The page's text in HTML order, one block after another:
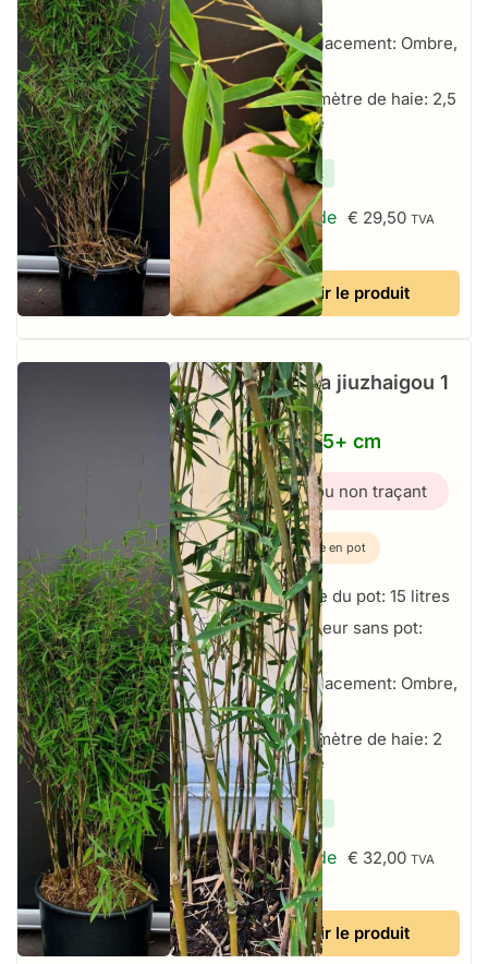
150+ cm
Emplacement: Ombre,
Soleil
Par mètre de haie: 2,5
par mètre
En stock
À partir de € 29,50 TVA
incluse
Voir le produit
Fargesia jiuzhaigou 1
–
15L – 125+ cm
Bambou non traçant
Plante en pot
Taille du pot: 15 litres
Hauteur sans pot:
125+ cm
Emplacement: Ombre,
Soleil
Par mètre de haie: 2
par mètre
✔En stock
À partir de € 32,00 TVA
incluse
Voir le produit